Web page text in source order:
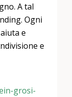
A tal
Ogni
e
e
grosi-